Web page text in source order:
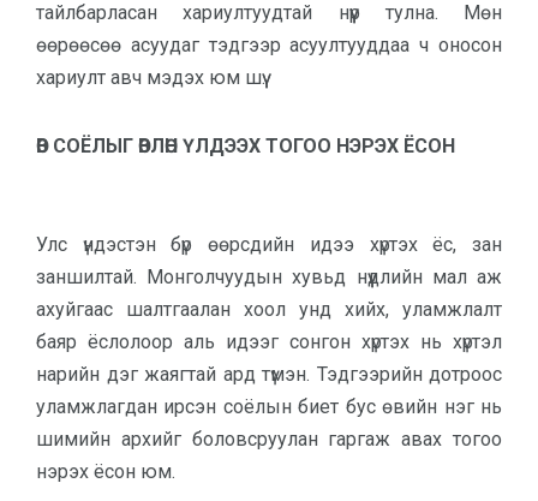
тайлбарласан хариултуудтай нүүр тулна. Мөн
өөрөөсөө асуудаг тэдгээр асуултууддаа ч оносон
хариулт авч мэдэх юм шүү.
ӨВ СОЁЛЫГ ӨВЛӨН ҮЛДЭЭХ ТОГОО НЭРЭХ ЁСОН
Улс үндэстэн бүр өөрсдийн идээ хүртэх ёс, зан
заншилтай. Монголчуудын хувьд нүүдлийн мал аж
ахуйгаас шалтгаалан хоол унд хийх, уламжлалт
баяр ёслолоор аль идээг сонгон хүртэх нь хүртэл
нарийн дэг жаягтай ард түмэн. Тэдгээрийн дотроос
уламжлагдан ирсэн соёлын биет бус өвийн нэг нь
шимийн архийг боловсруулан гаргаж авах тогоо
нэрэх ёсон юм.